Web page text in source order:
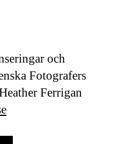
och
Fotografers
Ferrigan